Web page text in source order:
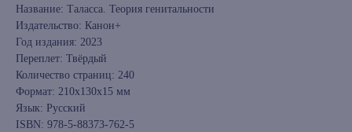
Название: Таласса. Теория генитальности
Издательство: Канон+
Год издания: 2023
Переплет: Твёрдый
Количество страниц: 240
Формат: 210x130x15 мм
Язык: Русский
ISBN: 978-5-88373-762-5